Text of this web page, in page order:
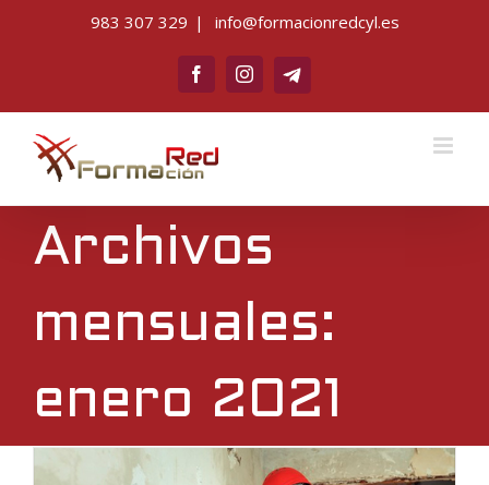
983 307 329 | info@formacionredcyl.es
FacebookInstagram
Telegram
Archivos
mensuales:
enero 2021